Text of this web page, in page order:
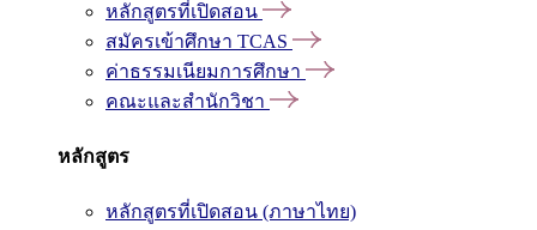
หลักสูตรที่เปิดสอน
สมัครเข้าศึกษา TCAS
ค่าธรรมเนียมการศึกษา
คณะและสำนักวิชา
หลักสูตร
หลักสูตรที่เปิดสอน (ภาษาไทย)